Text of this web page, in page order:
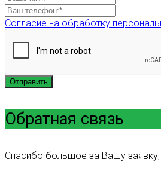
Согласие на обработку
Отправить
Обратная связь
Спасибо большое за Вашу